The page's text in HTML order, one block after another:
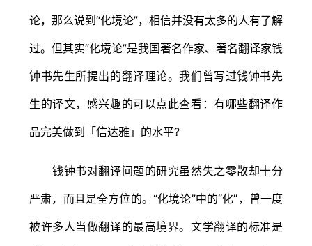
论，那么说到“化境论”，相信并没有太多的人有了解
过。但其实“化境论”是我国著名作家、著名翻译家钱
钟书先生所提出的翻译理论。我们曾写过钱钟书先
生的译文，感兴趣的可以点此查看：有哪些翻译作
品完美做到「信达雅」的水平?
钱钟书对翻译问题的研究虽然失之零散却十分
严肃，而且是全方位的。“化境论”中的“化”，曾一度
被许多人当做翻译的最高境界。文学翻译的标准是